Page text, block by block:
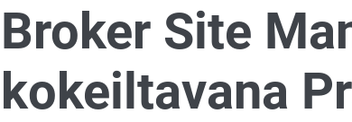
Broker Site
kokeiltavana